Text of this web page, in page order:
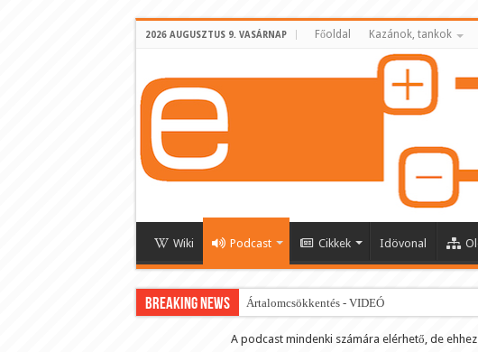
2026 AUGUSZTUS 9. VASÁRNAP Főoldal Kazánok, tankok
Wiki Podcast Cikkek Idövonal
BREAKING NEWS Ártalomcsökkentés - VIDEÓ
E-cigi használati szokások 2.0
A podcast mindenki számára elérhető, de